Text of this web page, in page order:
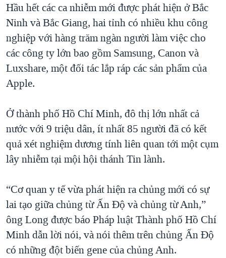
Hầu hết các ca nhiễm mới được phát hiện ở Bắc
Ninh và Bắc Giang, hai tỉnh có nhiều khu công
nghiệp với hàng trăm ngàn người làm việc cho
các công ty lớn bao gồm Samsung, Canon và
Luxshare, một đối tác lắp ráp các sản phẩm của
Apple.
Ở thành phố Hồ Chí Minh, đô thị lớn nhất cả
nước với 9 triệu dân, ít nhất 85 người đã có kết
quả xét nghiệm dương tính liên quan tới một cụm
lây nhiễm tại mội hội thánh Tin lành.
“Cơ quan y tế vừa phát hiện ra chủng mới có sự
lai tạo giữa chủng từ Ấn Độ và chủng từ Anh,”
ông Long được báo Pháp luật Thành phố Hồ Chí
Minh dẫn lời nói, và nói thêm trên chủng Ấn Độ
có những đột biến gene của chủng Anh.